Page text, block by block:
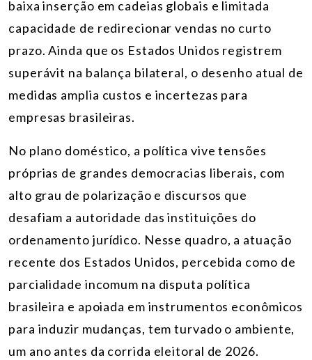
baixa inserção em cadeias globais e limitada
capacidade de redirecionar vendas no curto
prazo. Ainda que os Estados Unidos registrem
superávit na balança bilateral, o desenho atual de
medidas amplia custos e incertezas para
empresas brasileiras.
No plano doméstico, a política vive tensões
próprias de grandes democracias liberais, com
alto grau de polarização e discursos que
desafiam a autoridade das instituições do
ordenamento jurídico. Nesse quadro, a atuação
recente dos Estados Unidos, percebida como de
parcialidade incomum na disputa política
brasileira e apoiada em instrumentos econômicos
para induzir mudanças, tem turvado o ambiente,
um ano antes da corrida eleitoral de 2026.